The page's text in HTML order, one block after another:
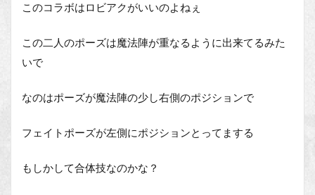
このコラボはロビアクがいいのよねぇ
この二人のポーズは魔法陣が重なるように出来てるみた
いで
なのはポーズが魔法陣の少し右側のポジションで
フェイトポーズが左側にポジションとってまする
もしかして合体技なのかな？